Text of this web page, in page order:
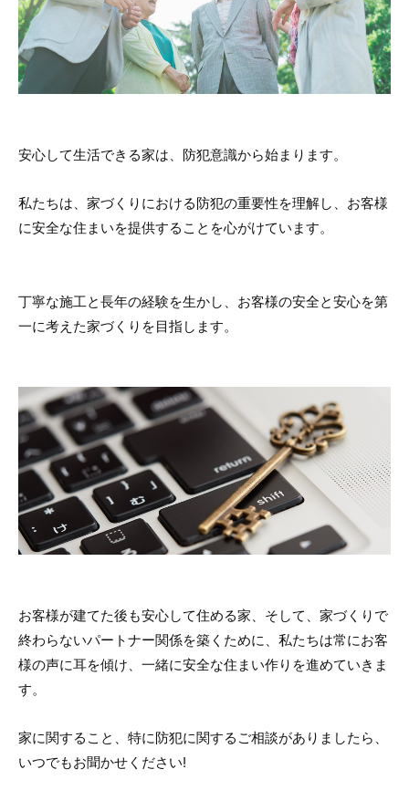
安心して生活できる家は、防犯意識から始まります。
私たちは、家づくりにおける防犯の重要性を理解し、お客様
に安全な住まいを提供することを心がけています。
丁寧な施工と長年の経験を生かし、お客様の安全と安心を第
一に考えた家づくりを目指します。
お客様が建てた後も安心して住める家、そして、家づくりで
終わらないパートナー関係を築くために、私たちは常にお客
様の声に耳を傾け、一緒に安全な住まい作りを進めていきま
す。
家に関すること、特に防犯に関するご相談がありましたら、
いつでもお聞かせください!